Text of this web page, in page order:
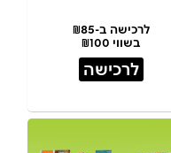
לרכישה ב-₪85
בשווי ₪100
לרכישה